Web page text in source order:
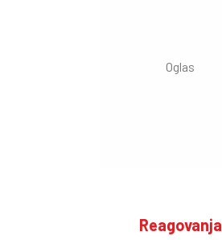
Reagovanja